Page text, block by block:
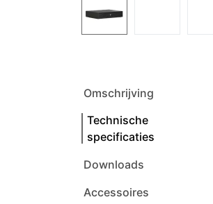
Omschrijving
Technische
specificaties
Downloads
Accessoires